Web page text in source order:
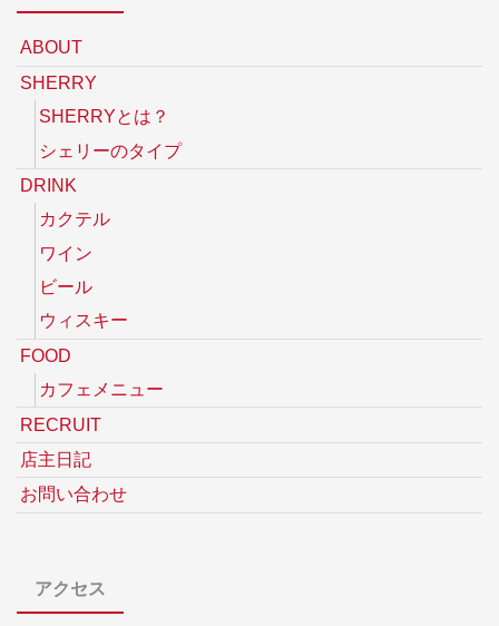
ABOUT
SHERRY
SHERRYとは？
シェリーのタイプ
DRINK
カクテル
ワイン
ビール
ウィスキー
FOOD
カフェメニュー
RECRUIT
店主日記
お問い合わせ
アクセス